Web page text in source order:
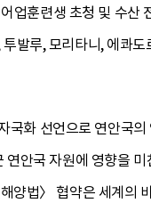
업훈련생 초청 및 수산
발루, 모리타니, 에콰도
국화 선언으로 연안국의
연안국 자원에 영향을 미
양법〉 협약은 세계의